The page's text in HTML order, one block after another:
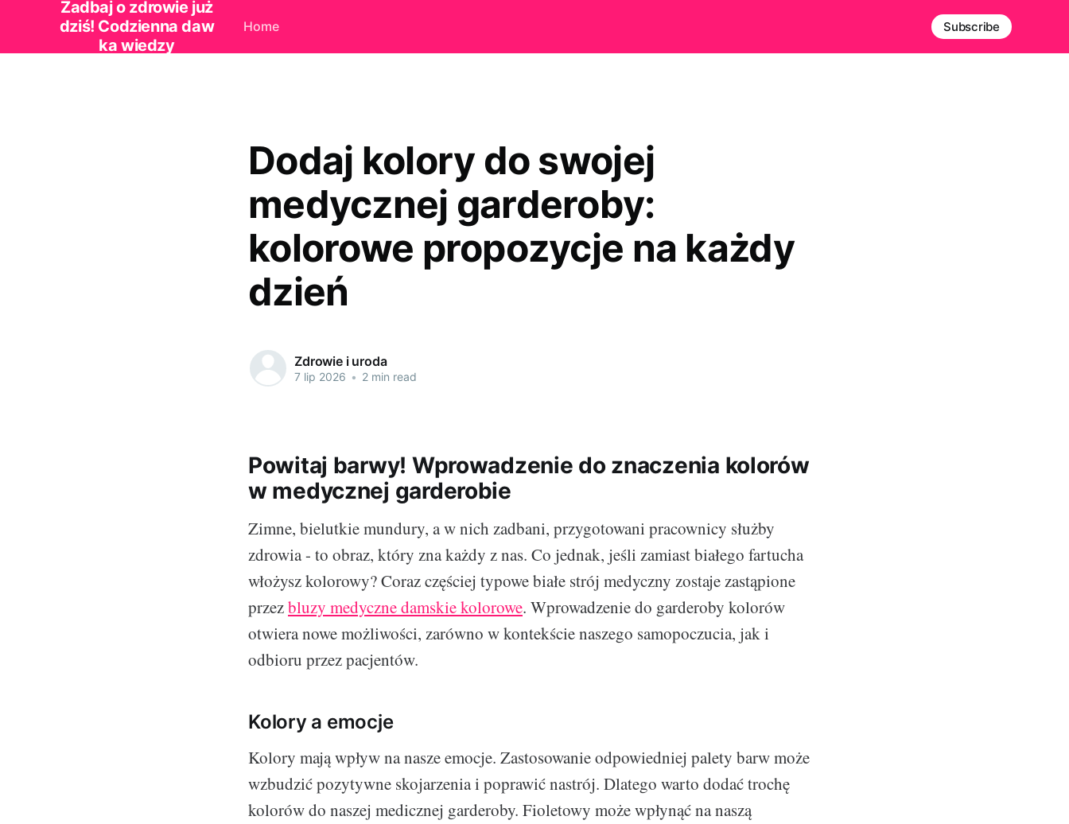
Zadbaj o zdrowie już
dziś! Codzienna daw
ka wiedzy
Home Subscribe
Dodaj kolory do swojej
medycznej garderoby:
kolorowe propozycje na każdy
dzień
Zdrowie i uroda
7 lip 2026 • 2 min read
Powitaj barwy! Wprowadzenie do znaczenia kolorów
w medycznej garderobie
Zimne, bielutkie mundury, a w nich zadbani, przygotowani pracownicy służby
zdrowia - to obraz, który zna każdy z nas. Co jednak, jeśli zamiast białego fartucha
włożysz kolorowy? Coraz częściej typowe białe strój medyczny zostaje zastąpione
przezbluzy medyczne damskie kolorowe. Wprowadzenie do garderoby kolorów
otwiera nowe możliwości, zarówno w kontekście naszego samopoczucia, jak i
odbioru przez pacjentów.
Kolory a emocje
Kolory mają wpływ na nasze emocje. Zastosowanie odpowiedniej palety barw może
wzbudzić pozytywne skojarzenia i poprawić nastrój. Dlatego warto dodać trochę
kolorów do naszej medicznej garderoby. Fioletowy może wpłynąć na naszą